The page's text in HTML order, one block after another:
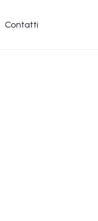
Contatti